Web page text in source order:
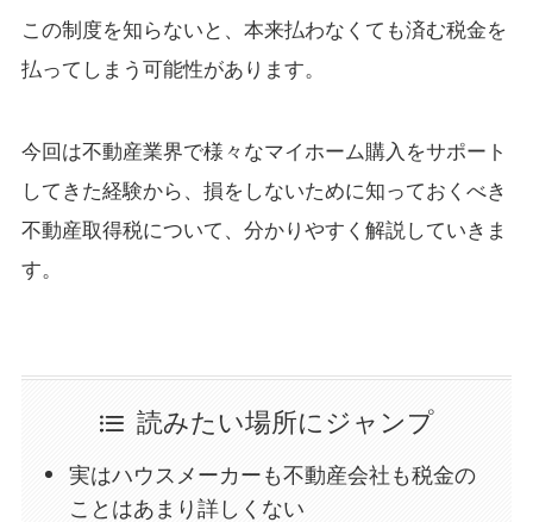
この制度を知らないと、本来払わなくても済む税金を
払ってしまう可能性があります。
今回は不動産業界で様々なマイホーム購入をサポート
してきた経験から、損をしないために知っておくべき
不動産取得税について、分かりやすく解説していきま
す。
読みたい場所にジャンプ
実はハウスメーカーも不動産会社も税金の
ことはあまり詳しくない